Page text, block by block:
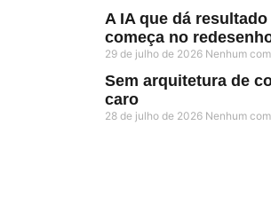
A IA que dá
começa no
29 de julho de 2026 Nenhum
Sem arquitetura de
caro
28 de julho de 2026 Nenhum